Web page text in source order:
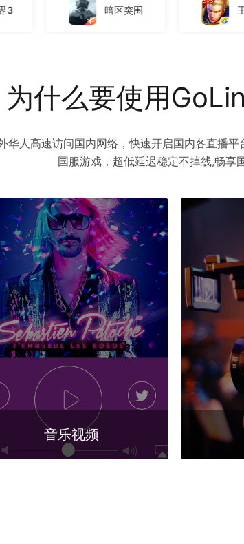
暗区突围 王者荣耀
为什么要使用
华人高速访问国内网络，快速开启国内各直播
国服游戏，超低延迟稳定不掉线,畅享
音乐视频